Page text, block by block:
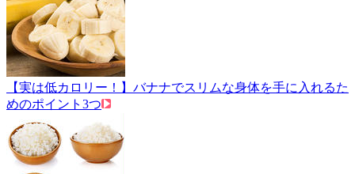
【実は低カロリー！】バナナでスリムな身体を手に入れるた
めのポイント3つ